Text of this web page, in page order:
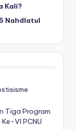
Kali?
Nahdlatul
Tiga Program
VI PCNU